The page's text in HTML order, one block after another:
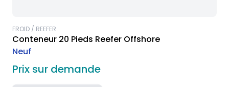
FROID / REEFER
Conteneur 20 Pieds Reefer Offshore
Neuf
Prix sur demande